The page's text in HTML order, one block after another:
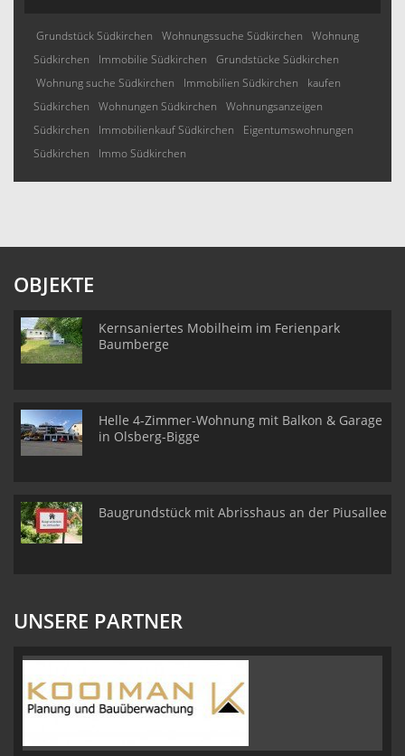
Grundstück Südkirchen Wohnungssuche Südkirchen
Wohnung
Südkirchen
Immobilie Südkirchen
Grundstücke Südkirchen
Wohnung suche Südkirchen
Immobilien Südkirchen
kaufen
Südkirchen
Wohnungen Südkirchen
Wohnungsanzeigen
Südkirchen
Immobilienkauf Südkirchen
Eigentumswohnungen
Südkirchen
Immo Südkirchen
OBJEKTE
Kernsaniertes Mobilheim im Ferienpark
Baumberge
Helle 4-Zimmer-Wohnung mit Balkon & Garage
in Olsberg-Bigge
Baugrundstück mit Abrisshaus an der Piusallee
UNSERE PARTNER